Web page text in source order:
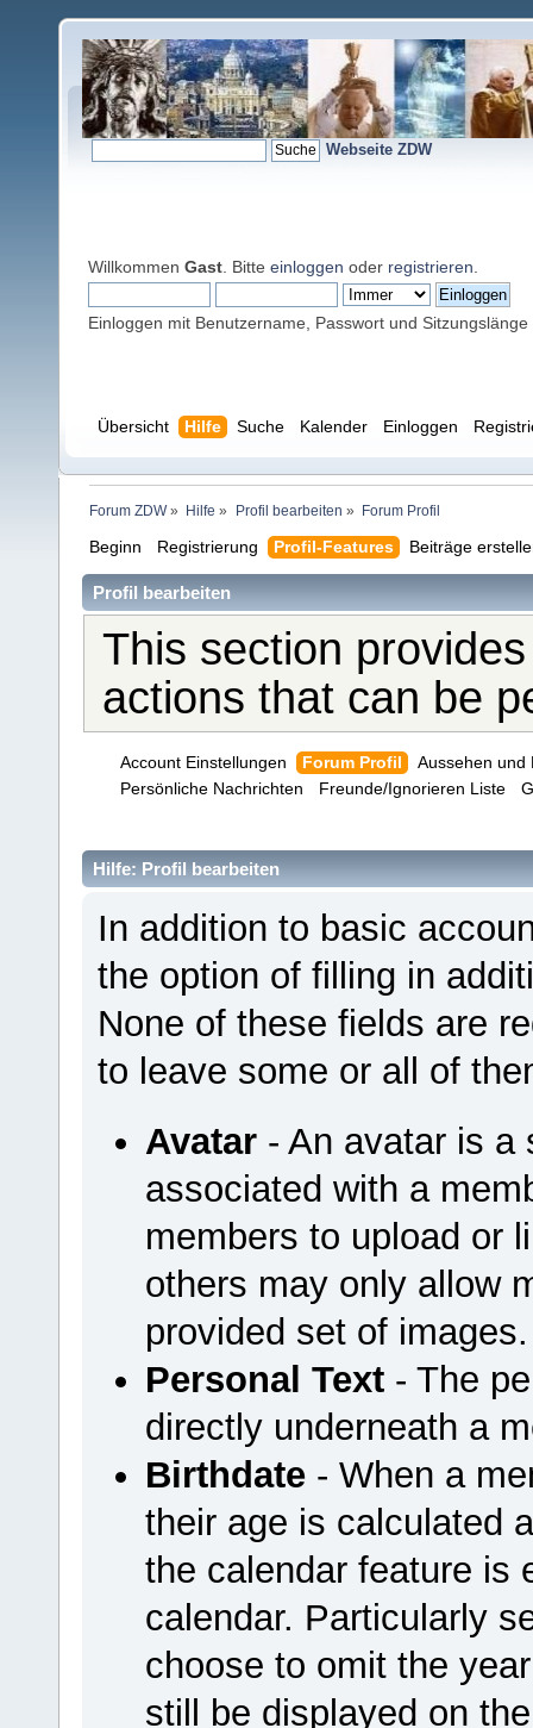
Webseite ZDW
Willkommen Gast . Bitte einloggen oder registrieren
Einloggen mit Benutzername, Passwort und Sitzungslänge
Übersicht Hilfe Suche Kalender Einloggen
Forum ZDW» Hilfe » Profil bearbeiten » Forum Profil
Beginn Registrierung Profil-Features Beiträge
Profil bearbeiten
This section
actions that can be
Account Einstellungen Forum Profil
Aussehen und
Persönliche Nachrichten
Freunde/Ignorieren Liste
Hilfe: Profil bearbeiten
In addition to basic
the option of filling in
None of these fields are
to leave some or all of
Avatar- An avatar is a
associated with a
members to upload or
others may only allow
provided set of images.
Personal Text- The
directly underneath a
Birthdate- When a
their age is calculated
the calendar feature is
calendar. Particularly
choose to omit the
still be displayed on